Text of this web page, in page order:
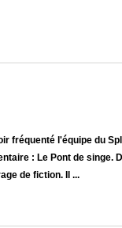
fréquenté l'équipe du
: Le Pont de singe.
de fiction. Il ...